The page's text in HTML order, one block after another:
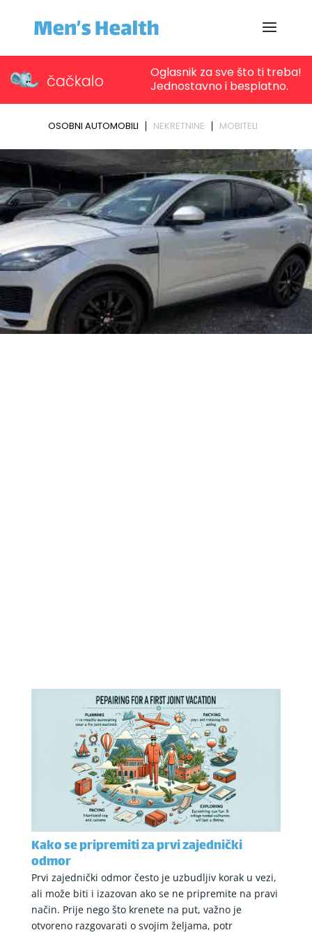
Kako se pripremiti za prvi zajednički
odmor
Prvi zajednički odmor često je uzbudljiv korak u vezi,
ali može biti i izazovan ako se ne pripremite na pravi
način. Prije nego što krenete na put, važno je
otvoreno razgovarati o svojim željama, potr